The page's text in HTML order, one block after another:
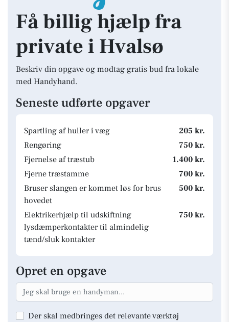
Få billig hjælp fra
private i Hvalsø
Beskriv din opgave og modtag gratis bud fra lokale
med Handyhand.
Seneste udførte opgaver
Spartling af huller i væg
205 kr.
Rengøring
750 kr.
Fjernelse af træstub
1.400 kr.
Fjerne træstamme
700 kr.
Bruser slangen er kommet løs for brus
hovedet
500 kr.
Elektrikerhjælp til udskiftning
lysdæmperkontakter til almindelig
tænd/sluk kontakter
750 kr.
Opret en opgave
Der skal medbringes det relevante værktøj